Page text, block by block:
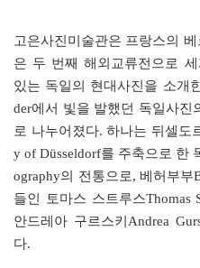
고은사진미술관은 프랑스의 베
은 두 번째 해외교류전으로
있는 독일의 현대사진을 소개
der에서 빛을 발했던 독일사진
로 나누어졌다. 하나는 뒤셀도
y of Düsseldorf를 주축으로 한
ography의 전통으로, 베허부부
들인 토마스 스트루스Thomas
안드레아 구르스키Andrea
다.